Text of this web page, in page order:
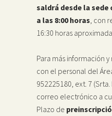
saldrá desde la
a las 8:00 horas , con
16:30 horas
Para más información
con el personal del
952225180, ext. 7
correo electrónico a
Plazo de